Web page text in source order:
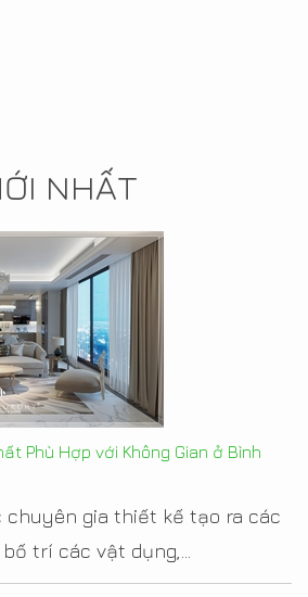
NHẤT
Phù Hợp với Không Gian ở Bình
gia thiết kế tạo ra các
trí các vật dụng,...